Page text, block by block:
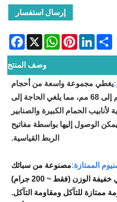
إرسال استفسار
X
WhatsAppPinterestLinkedInShare
وصف المنتج
يغطي مجموعة واسعة من أحجام
الأنابيب والصواميل من 6 مم إلى 68 مم، مما يلغي الحاجة إلى
الحمام الكبيرة والصنابير
الوصول إليها بواسطة مفاتيح
الربط القياسية.
الممتازة:مصنوعة من سبائك
الألومنيوم عالية القوة، وهي خفيفة الوزن (فقط ~ 200 جرام)
ممتازة للتآكل ومقاومة التآكل.